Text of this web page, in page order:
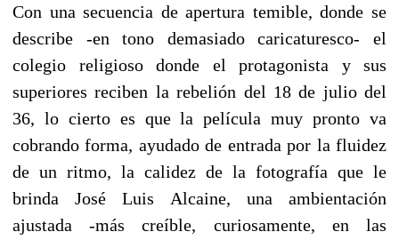
Con una secuencia de apertura temible, donde se
describe -en tono demasiado caricaturesco- el
colegio religioso donde el protagonista y sus
superiores reciben la rebelión del 18 de julio del
36, lo cierto es que la película muy pronto va
cobrando forma, ayudado de entrada por la fluidez
de un ritmo, la calidez de la fotografía que le
brinda José Luis Alcaine, una ambientación
ajustada -más creíble, curiosamente, en las